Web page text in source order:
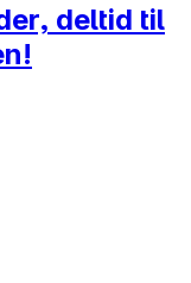
deltid til